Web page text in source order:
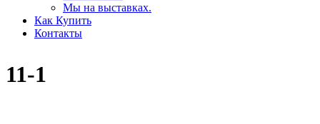
Мы на выставках.
Как Купить
Контакты
11-1